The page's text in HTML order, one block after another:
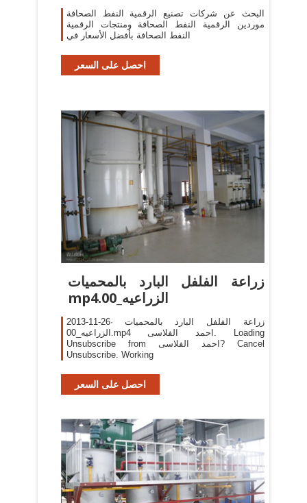
البحث عن شركات تصنيع الرقمية النفط الصحافة
موردين الرقمية النفط الصحافة ومنتجات الرقمية
النفط الصحافة بأفضل الأسعار في
احصل على السعر
‫زراعة الفلفل البارد بالمحميات
الزراعيه_00.mp4
2013-11-26· زراعة الفلفل البارد بالمحميات
الزراعيه_00.mp4 احمد الفلاسى. Loading
Unsubscribe from احمد الفلاسى? Cancel
Unsubscribe. Working
احصل على السعر